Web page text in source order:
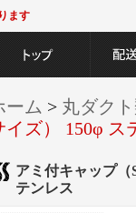
ます
ーム > 丸ダク
イズ） 150φ ス
アミ付キャップ（
テンレス